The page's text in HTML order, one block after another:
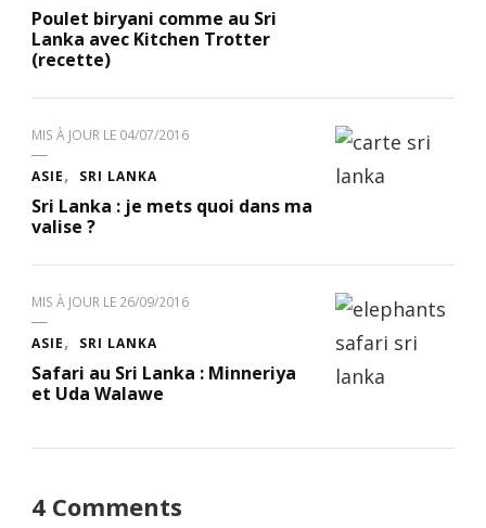
Poulet biryani comme au Sri
Lanka avec Kitchen Trotter
(recette)
MIS À JOUR LE 04/07/2016
ASIE SRI LANKA
Sri Lanka : je mets quoi dans ma
valise ?
MIS À JOUR LE 26/09/2016
ASIE SRI LANKA
Safari au Sri Lanka : Minneriya
et Uda Walawe
4 Comments